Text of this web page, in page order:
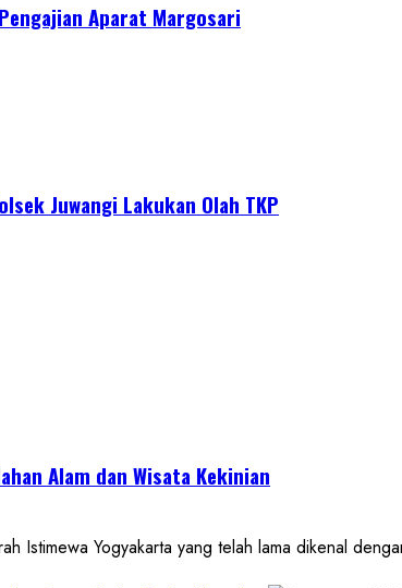
Aparat Margosari
Juwangi Lakukan Olah TKP
Alam dan Wisata Kekinian
Istimewa Yogyakarta yang telah lama dikenal